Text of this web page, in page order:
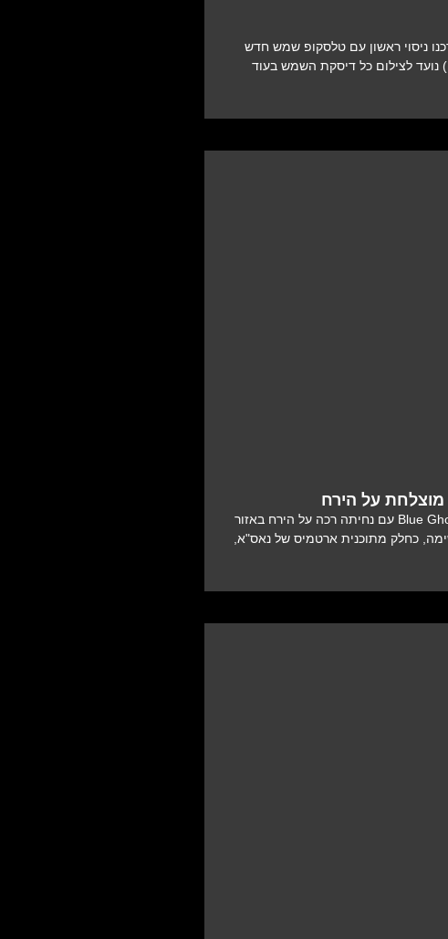
ניסוי ראשון עם טלסקופ שמש חדש
לצילום כל דיסקת השמש בעוד
על הירח
פיירפליי איירוספייס הצליחה במשימת Blue Ghost 1 עם נחיתה רכה על הירח באזור
כחלק מתוכנית ארטמיס של נאס"א,